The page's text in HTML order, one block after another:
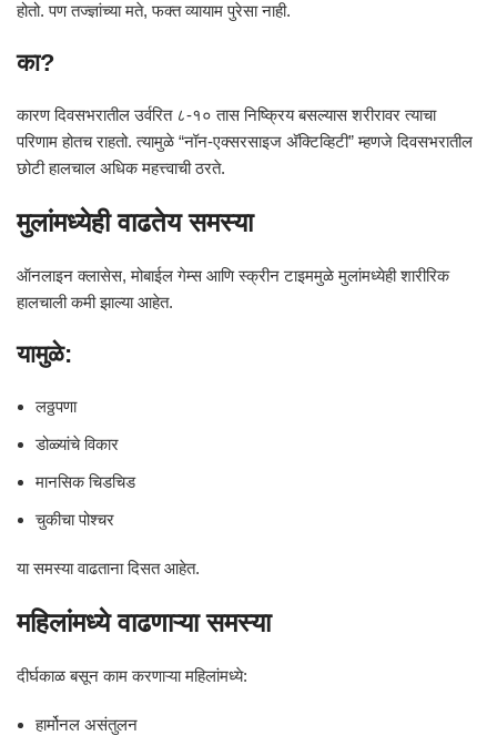
होतो. पण तज्ज्ञांच्या मते, फक्त व्यायाम पुरेसा नाही.
का?
कारण दिवसभरातील उर्वरित ८-१० तास निष्क्रिय बसल्यास शरीरावर त्याचा
परिणाम होतच राहतो. त्यामुळे “नॉन-एक्सरसाइज अ‍ॅक्टिव्हिटी” म्हणजे दिवसभरातील
छोटी हालचाल अधिक महत्त्वाची ठरते.
मुलांमध्येही वाढतेय समस्या
ऑनलाइन क्लासेस, मोबाईल गेम्स आणि स्क्रीन टाइममुळे मुलांमध्येही शारीरिक
हालचाली कमी झाल्या आहेत.
यामुळे:
लठ्ठपणा
डोळ्यांचे विकार
मानसिक चिडचिड
चुकीचा पोश्चर
या समस्या वाढताना दिसत आहेत.
महिलांमध्ये वाढणाऱ्या समस्या
दीर्घकाळ बसून काम करणाऱ्या महिलांमध्ये:
हार्मोनल असंतुलन